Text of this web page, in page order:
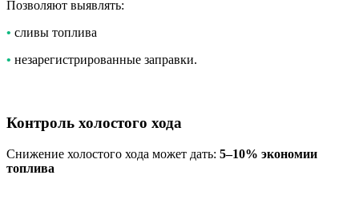
Позволяют выявлять:
• сливы топлива
• незарегистрированные заправки.
Контроль холостого хода
Снижение холостого хода может дать: 5–10% экономии
топлива